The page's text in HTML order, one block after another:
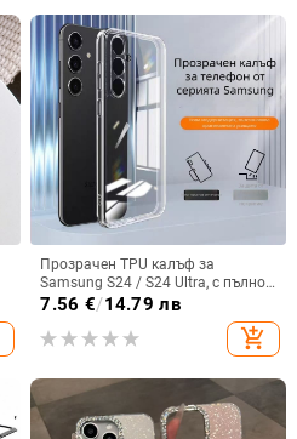
Прозрачен TPU калъф за
Samsung S24 / S24 Ultra, с пълно
покритие и защита на камерата
7.56 €/14.79 лв
add_shopping_cart